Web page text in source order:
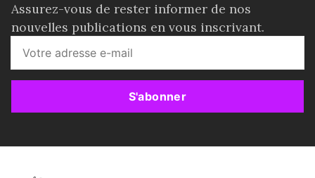
Assurez-vous de rester informer de nos
nouvelles publications en vous inscrivant.
S'abonner